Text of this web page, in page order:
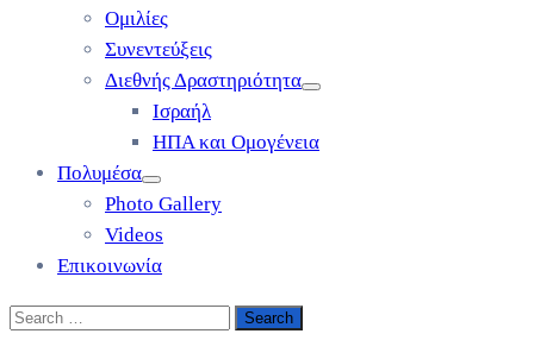
Ομιλίες
Συνεντεύξεις
Διεθνής Δραστηριότητα
Ισραήλ
ΗΠΑ και Ομογένεια
Πολυμέσα
Photo Gallery
Videos
Επικοινωνία